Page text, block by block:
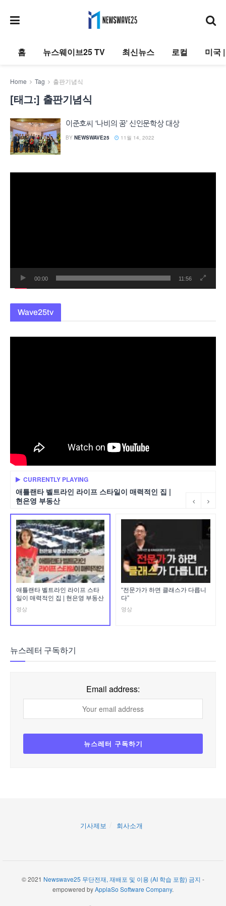
홈 뉴스웨이브25 TV 최신뉴스 로컬 미국
Home Tag 출판기념식
[태그:] 출판기념식
이준호씨 ‘나비의 꿈’ 신인문학상 대상
BY NEWSWAVE25 11월 14, 2022
00:00 11:56
Wave25tv
CURRENTLY PLAYING
애틀랜타 벨트라인 라이프 스타일이 매력적인 집 |
현은영 부동산
애틀랜타 벨트라인 라이프 스타
일이 매력적인 집 | 현은영 부동산
영상
“전문가가 하면 클래스가 다릅니
다”
영상
뉴스레터 구독하기
Email address:
기사제보 회사소개
© 2021 Newswave25 무단전재, 재배포 및 이용 (AI 학습 포함) 금지 -
empowered byApplaSo Software Company.